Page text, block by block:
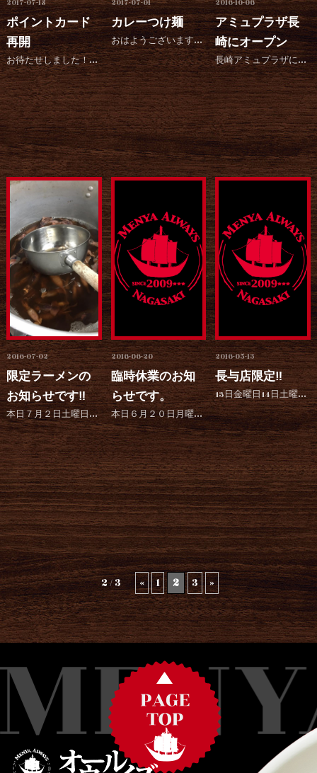
2017-07-18
ポイントカード
再開
お待たせしました！お客様からご要望が多かった感謝カードを今日から再開します！♪(´ε｀ ) プレミアム...
2017-07-01
カレーつけ麺
おはようございます！お待たせしました。沢山のお客様に今年はまだですか？と問い合わせをいただいておりまし...
2016-10-06
アミュプラザ長
崎にオープン
長崎アミュプラザに新店舗をオープンすることになりました！ お客様で興味のある方、お知り合いに働きたい方...
2016-07-02
限定ラーメンの
お知らせです‼︎
本日７月２日土曜日！長与店限定でイカ煮干し醤油ラーメンを限定40杯で提供させていただきます！ 今回はラ...
2016-06-20
臨時休業のお知
らせです。
本日６月２０日月曜日から２２日水曜日の3日間を 長与店空調工事のため臨時休業させていただきます。 ご来...
2016-05-13
長与店限定‼︎
13日金曜日14日土曜日15日で塩ラーメンを限定発売します。 厳選した塩と昆布と鰹節をベースにした塩ダ...
2 / 3 « 1 2 3 »